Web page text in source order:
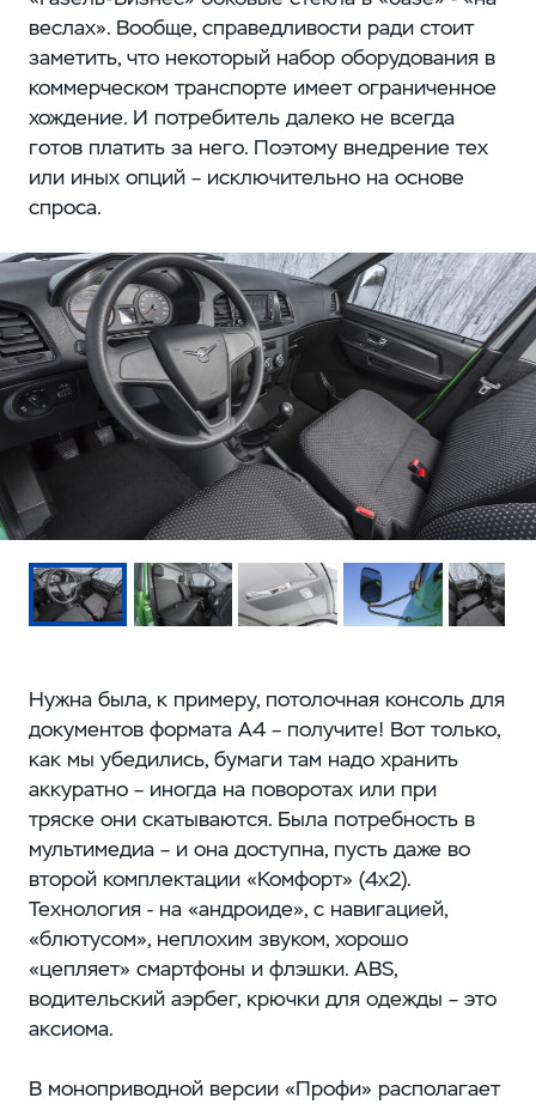
веслах». Вообще, справедливости ради стоит
заметить, что некоторый набор оборудования в
коммерческом транспорте имеет ограниченное
хождение. И потребитель далеко не всегда
готов платить за него. Поэтому внедрение тех
или иных опций – исключительно на основе
спроса.
Нужна была, к примеру, потолочная консоль для
документов формата А4 – получите! Вот только,
как мы убедились, бумаги там надо хранить
аккуратно – иногда на поворотах или при
тряске они скатываются. Была потребность в
мультимедиа – и она доступна, пусть даже во
второй комплектации «Комфорт» (4x2).
Технология - на «андроиде», с навигацией,
«блютусом», неплохим звуком, хорошо
«цепляет» смартфоны и флэшки. ABS,
водительский аэрбег, крючки для одежды – это
аксиома.
В моноприводной версии «Профи» располагает